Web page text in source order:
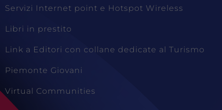
Servizi Internet point e Hotspot Wireless
Libri in prestito
Link a Editori con collane dedicate al Turismo
Piemonte Giovani
Virtual Communities